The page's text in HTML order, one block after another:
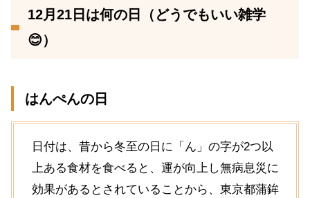
12月21日は何の日（どうでもいい雑学
😊）
はんぺんの日
日付は、昔から冬至の日に「ん」の字が2つ以
上ある食材を食べると、運が向上し無病息災に
効果があるとされていることから、東京都蒲鉾